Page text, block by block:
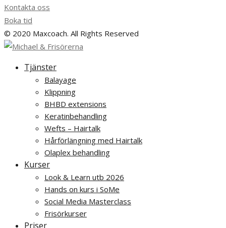
Kontakta oss
Boka tid
© 2020 Maxcoach. All Rights Reserved
Tjänster
Balayage
Klippning
BHBD extensions
Keratinbehandling
Wefts – Hairtalk
Hårförlängning med Hairtalk
Olaplex behandling
Kurser
Look & Learn utb 2026
Hands on kurs i SoMe
Social Media Masterclass
Frisörkurser
Priser